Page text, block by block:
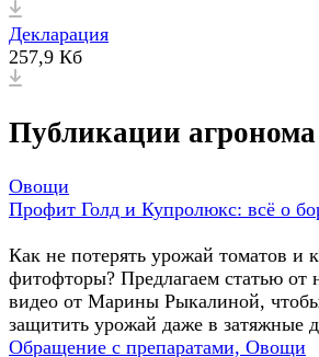
Декларация
257,9 Кб
Публикации агронома
Овощи
Профит Голд и Купролюкс: всё о
Как не потерять урожай томатов и
фитофторы? Предлагаем статью от
видео от Марины Рыкалиной,
защитить урожай даже в затяжные
Обращение с препаратами, Овощи